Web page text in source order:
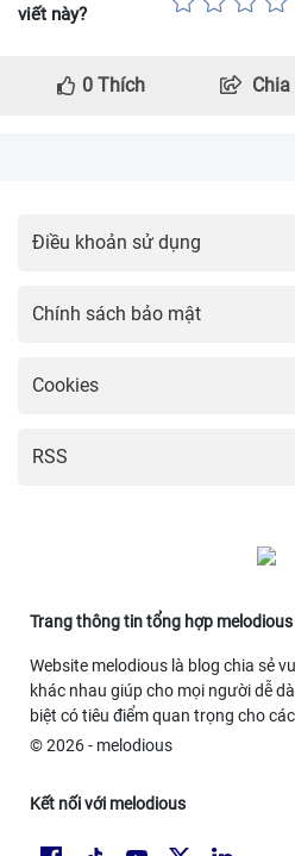
viết này?
0 Thích Chia
Điều khoản sử dụng
Chính sách bảo mật
Cookies
RSS
Trang thông tin tổng hợp melodious
Website melodious là blog chia sẻ
khác nhau giúp cho mọi người dễ
biệt có tiêu điểm quan trọng cho
© 2026 - melodious
Kết nối với melodious